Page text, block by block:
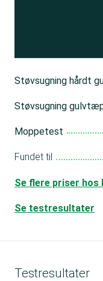
Støvsugning hårdt
Støvsugning
Moppetest
Fundet til
Se flere priser hos
Se testresultater
Testresultater